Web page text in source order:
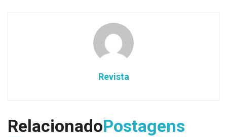
Revista
RelacionadoPostagens